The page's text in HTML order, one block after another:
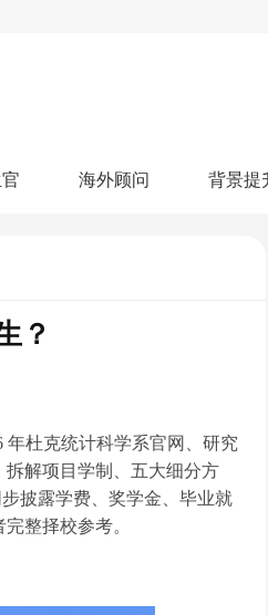
榜
海外顾问 背景提
？
杜克统计科学系官网、研究
解项目学制、五大细分方
披露学费、奖学金、毕业就
整择校参考。